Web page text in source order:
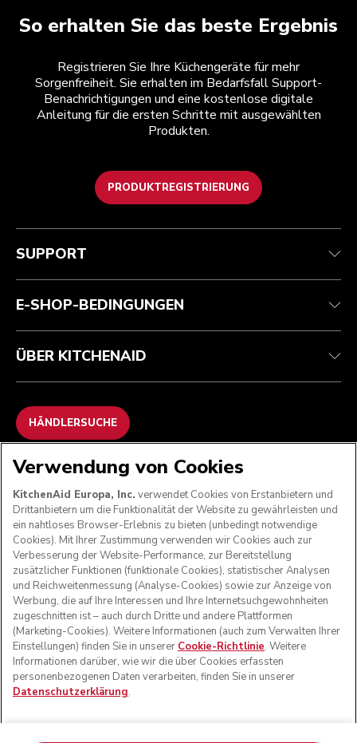
So erhalten Sie das beste Ergebnis
Registrieren Sie Ihre Küchengeräte für mehr
Sorgenfreiheit. Sie erhalten im Bedarfsfall Support-
Benachrichtigungen und eine kostenlose digitale
Anleitung für die ersten Schritte mit ausgewählten
Produkten.
PRODUKTREGISTRIERUNG
Kundenservice
Garantie und Dokumente
Kontaktieren Sie uns.
Teilnahmebedingungen
Rückgaben und Erstattungen
Impressum
ODR
Die Marke
Händlersuche
SUPPORT
E-SHOP-BEDINGUNGEN
ÜBER KITCHENAID
HÄNDLERSUCHE
WIR AKZEPTIEREN
FOLGEN SIE UNS
Verwendung von Cookies
KitchenAid Europa, Inc. verwendet Cookies von Erstanbietern und
Drittanbietern um die Funktionalität der Website zu gewährleisten und
ein nahtloses Browser-Erlebnis zu bieten (unbedingt notwendige
Cookies). Mit Ihrer Zustimmung verwenden wir Cookies auch zur
Verbesserung der Website-Performance, zur Bereitstellung
zusätzlicher Funktionen (funktionale Cookies), statistischer Analysen
und Reichweitenmessung (Analyse-Cookies) sowie zur Anzeige von
Werbung, die auf Ihre Interessen und Ihre Internetsuchgewohnheiten
zugeschnitten ist – auch durch Dritte und andere Plattformen
(Marketing-Cookies). Weitere Informationen (auch zum Verwalten Ihrer
Einstellungen) finden Sie in unserer Cookie-Richtlinie. Weitere
Informationen darüber, wie wir die über Cookies erfassten
personenbezogenen Daten verarbeiten, finden Sie in unserer
Datenschutzerklärung.